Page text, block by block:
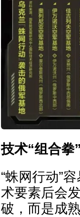
技术“组合拳”
“蛛网行动”
术要素后会
破，而是成